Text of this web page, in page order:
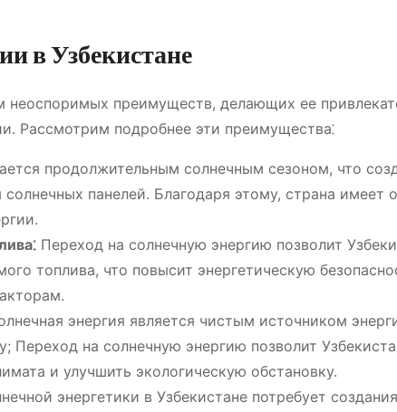
в Узбекистане
неоспоримых преимуществ, делающих ее
Рассмотрим подробнее эти преимущества⁚
продолжительным солнечным сезоном, что
панелей. Благодаря этому, страна имеет
Переход на солнечную энергию позволит
топлива, что повысит энергетическую
энергия является чистым источником
на солнечную энергию позволит
и улучшить экологическую обстановку.
энергетики в Узбекистане потребует